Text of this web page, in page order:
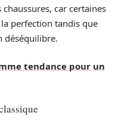
car certaines
perfection tandis que
déséquilibre.
tendance pour un